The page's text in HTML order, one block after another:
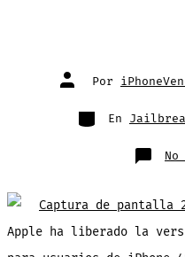
Autor
de Por
Categorías
En
Apple ha liberado la